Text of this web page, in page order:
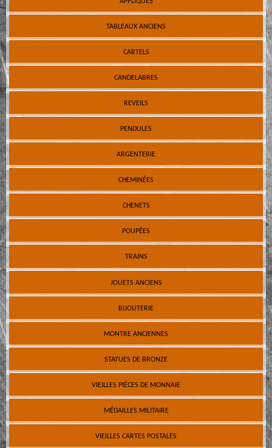
TABLEAUX ANCIENS
CARTELS
CANDELABRES
REVEILS
PENDULES
ARGENTERIE
CHEMINÉES
CHENETS
POUPÉES
TRAINS
JOUETS ANCIENS
BIJOUTERIE
MONTRE ANCIENNES
STATUES DE BRONZE
VIEILLES PIÈCES DE MONNAIE
MÉDAILLES MILITAIRE
VIEILLES CARTES POSTALES